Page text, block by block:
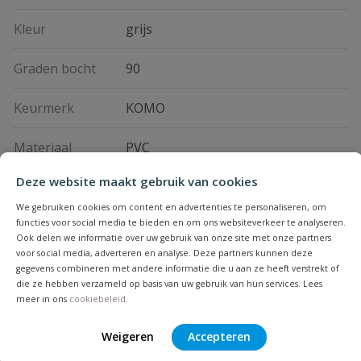
Deze website maakt gebruik van cookies
We gebruiken cookies om content en advertenties te personaliseren, om
functies voor social media te bieden en om ons websiteverkeer te analyseren.
Ook delen we informatie over uw gebruik van onze site met onze partners
voor social media, adverteren en analyse. Deze partners kunnen deze
gegevens combineren met andere informatie die u aan ze heeft verstrekt of
die ze hebben verzameld op basis van uw gebruik van hun services. Lees
meer in ons cookiebeleid.
Weigeren Accepteren
Kleur grijs
Graden bocht 90
Keurmerk KOMO
Materiaal PVC
Vraag en antwoord
Geen vragen
Heb je zelf ook een vraag over
Beoordelingen
Schrijf zelf een beoordeling
PVC bocht 90° lijm x spie